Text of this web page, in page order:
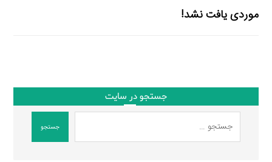
موردی یافت نشد!
جستجو در سایت
جستجو